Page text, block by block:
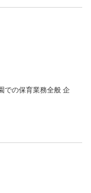
での保育業務全般 企